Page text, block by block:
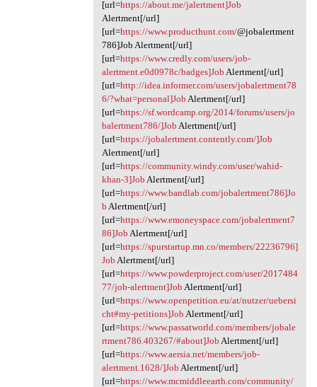
[url=https://about.me/jalertment]Job
Alertment[/url]
[url=https://www.producthunt.com/@jobalertment
786]Job Alertment[/url]
[url=https://www.credly.com/users/job-
alertment.e0d0978c/badges]Job Alertment[/url]
[url=http://idea.informer.com/users/jobalertment78
6/?what=personal]Job Alertment[/url]
[url=https://sf.wordcamp.org/2014/forums/users/jo
balertment786/]Job Alertment[/url]
[url=https://jobalertment.contently.com/]Job
Alertment[/url]
[url=https://community.windy.com/user/wahid-
khan-3]Job Alertment[/url]
[url=https://www.bandlab.com/jobalertment786]Jo
b Alertment[/url]
[url=https://www.emoneyspace.com/jobalertment7
86]Job Alertment[/url]
[url=https://spurstartup.mn.co/members/22236796]
Job Alertment[/url]
[url=https://www.powderproject.com/user/2017484
77/job-alertment]Job Alertment[/url]
[url=https://www.openpetition.eu/at/nutzer/uebersi
cht#my-petitions]Job Alertment[/url]
[url=https://www.passatworld.com/members/jobale
rtment786.403267/#about]Job Alertment[/url]
[url=https://www.aersia.net/members/job-
alertment.1628/]Job Alertment[/url]
[url=https://www.mcmiddleearth.com/community/